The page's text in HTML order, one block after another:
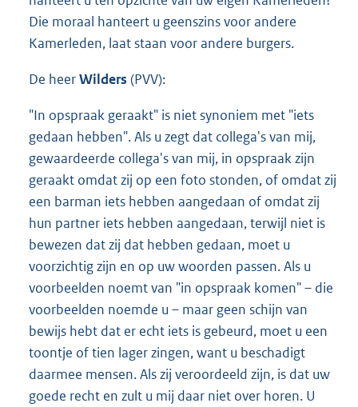
Die moraal hanteert u geenszins voor andere
Kamerleden, laat staan voor andere burgers.
De heerWilders (PVV):
"In opspraak geraakt" is niet synoniem met "iets
gedaan hebben". Als u zegt dat collega's van mij,
gewaardeerde collega's van mij, in opspraak zijn
geraakt omdat zij op een foto stonden, of omdat zij
een barman iets hebben aangedaan of omdat zij
hun partner iets hebben aangedaan, terwijl niet is
bewezen dat zij dat hebben gedaan, moet u
voorzichtig zijn en op uw woorden passen. Als u
voorbeelden noemt van "in opspraak komen" – die
voorbeelden noemde u – maar geen schijn van
bewijs hebt dat er echt iets is gebeurd, moet u een
toontje of tien lager zingen, want u beschadigt
daarmee mensen. Als zij veroordeeld zijn, is dat uw
goede recht en zult u mij daar niet over horen. U